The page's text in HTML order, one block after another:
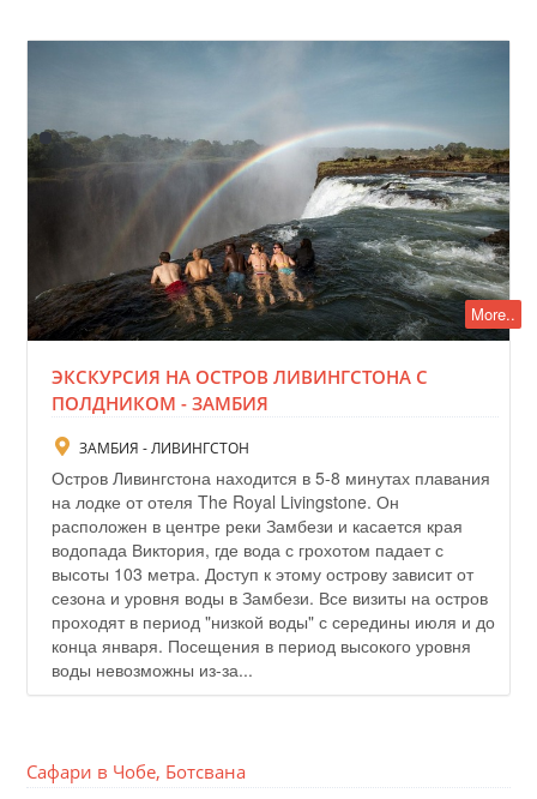
More..
ЭКСКУРСИЯ НА ОСТРОВ ЛИВИНГСТОНА С
ПОЛДНИКОМ - ЗАМБИЯ
ЗАМБИЯ - ЛИВИНГСТОН
Остров Ливингстона находится в 5-8 минутах плавания
на лодке от отеля The Royal Livingstone. Он
расположен в центре реки Замбези и касается края
водопада Виктория, где вода с грохотом падает с
высоты 103 метра. Доступ к этому острову зависит от
сезона и уровня воды в Замбези. Все визиты на остров
проходят в период "низкой воды" с середины июля и до
конца января. Посещения в период высокого уровня
воды невозможны из-за...
Сафари в Чобе, Ботсвана